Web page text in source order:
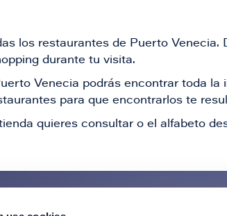
los restaurantes de Puerto
durante tu visita.
Venecia podrás encontrar toda
para que encontrarlos te
quieres consultar o el alfabeto